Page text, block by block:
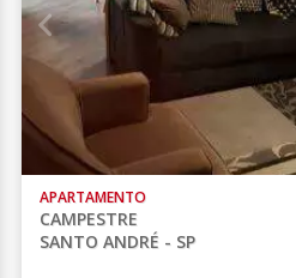
APARTAMENTO
CAMPESTRE
SANTO ANDRÉ - SP